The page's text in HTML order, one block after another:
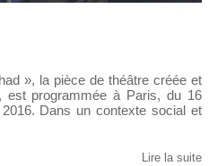
», la pièce de théâtre créée et
est programmée à Paris, du 16
Dans un contexte social et
Lire la suite